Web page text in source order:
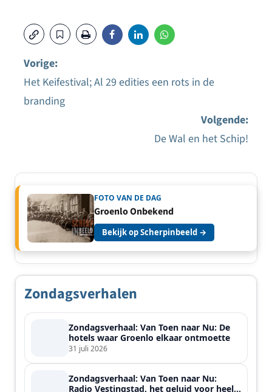
Bericht
Vorige:
Het Keifestival; Al 29 edities een rots in de
branding
Volgende:
De Wal en het Schip!
FOTO VAN DE DAG
Groenlo Onbekend
Bekijk op Scherpinbeeld →
Zondagsverhalen
Zondagsverhaal: Van Toen naar Nu: De
hotels waar Groenlo elkaar ontmoette
31 juli 2026
Zondagsverhaal: Van Toen naar Nu:
Radio Vestingstad, het geluid voor heel